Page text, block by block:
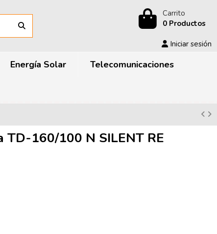
Carrito
0 Productos
Iniciar sesión
Energía Solar Telecomunicaciones
160/100 N SILENT RE